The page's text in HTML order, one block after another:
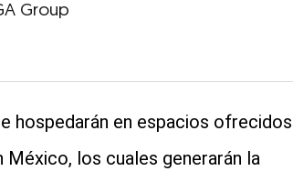
Group
hospedarán en espacios ofrecidos
los cuales generarán la